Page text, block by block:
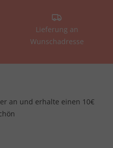
Lieferung an
Wunschadresse
an und erhalte einen 10€